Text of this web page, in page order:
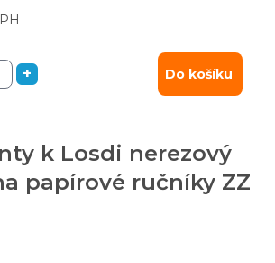
+ Do košíku
k Losdi nerezový
papírové ručníky ZZ